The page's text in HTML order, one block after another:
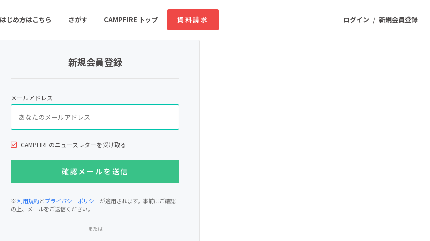
ログイン / 新規会員登録
はじめ方はこちら さがす CAMPFIRE トップ 資料請求
ゲーム・サービス開発
書籍・雑誌出版 アニメ・漫画
ソーシャルグッド ビューティー・ヘルスケア
新規会員登録
メールアドレス
CAMPFIREのニュースレターを受け取る
※利用規約とプライバシーポリシーが適用されます。事前にご確認
の上、メールをご送信ください。